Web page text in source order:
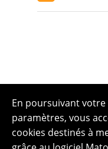
En poursuivant
paramètres, vous
cookies destinés à